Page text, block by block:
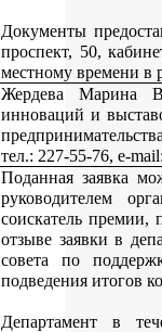
Документы
проспект, 50,
местному времени в
Жердева Марина
инноваций и
тел.: 227-55-76, e-
Поданная заявка
руководителем
соискатель премии,
отзыве заявки в
совета по
подведения итогов
Департамент в